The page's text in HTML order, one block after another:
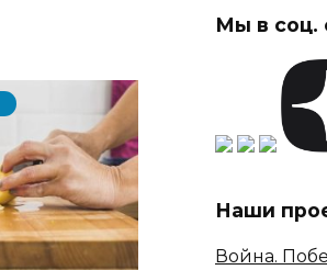
Мы в соц.
Наши
Война.